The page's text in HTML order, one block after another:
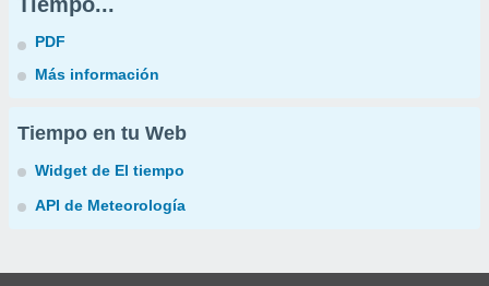
PDF
Más información
Tiempo en tu Web
Widget de El tiempo
API de Meteorología